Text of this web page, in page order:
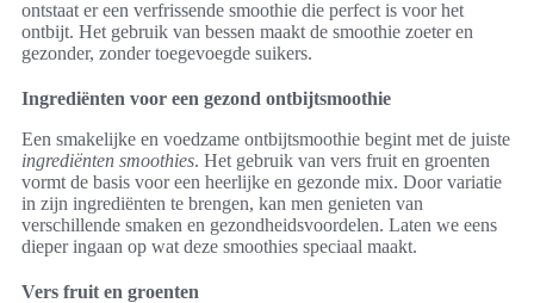
ontstaat er een verfrissende smoothie die perfect is voor het
ontbijt. Het gebruik van bessen maakt de smoothie zoeter en
gezonder, zonder toegevoegde suikers.
Ingrediënten voor een gezond ontbijtsmoothie
Een smakelijke en voedzame ontbijtsmoothie begint met de juiste
ingrediënten smoothies. Het gebruik van vers fruit en groenten
vormt de basis voor een heerlijke en gezonde mix. Door variatie
in zijn ingrediënten te brengen, kan men genieten van
verschillende smaken en gezondheidsvoordelen. Laten we eens
dieper ingaan op wat deze smoothies speciaal maakt.
Vers fruit en groenten